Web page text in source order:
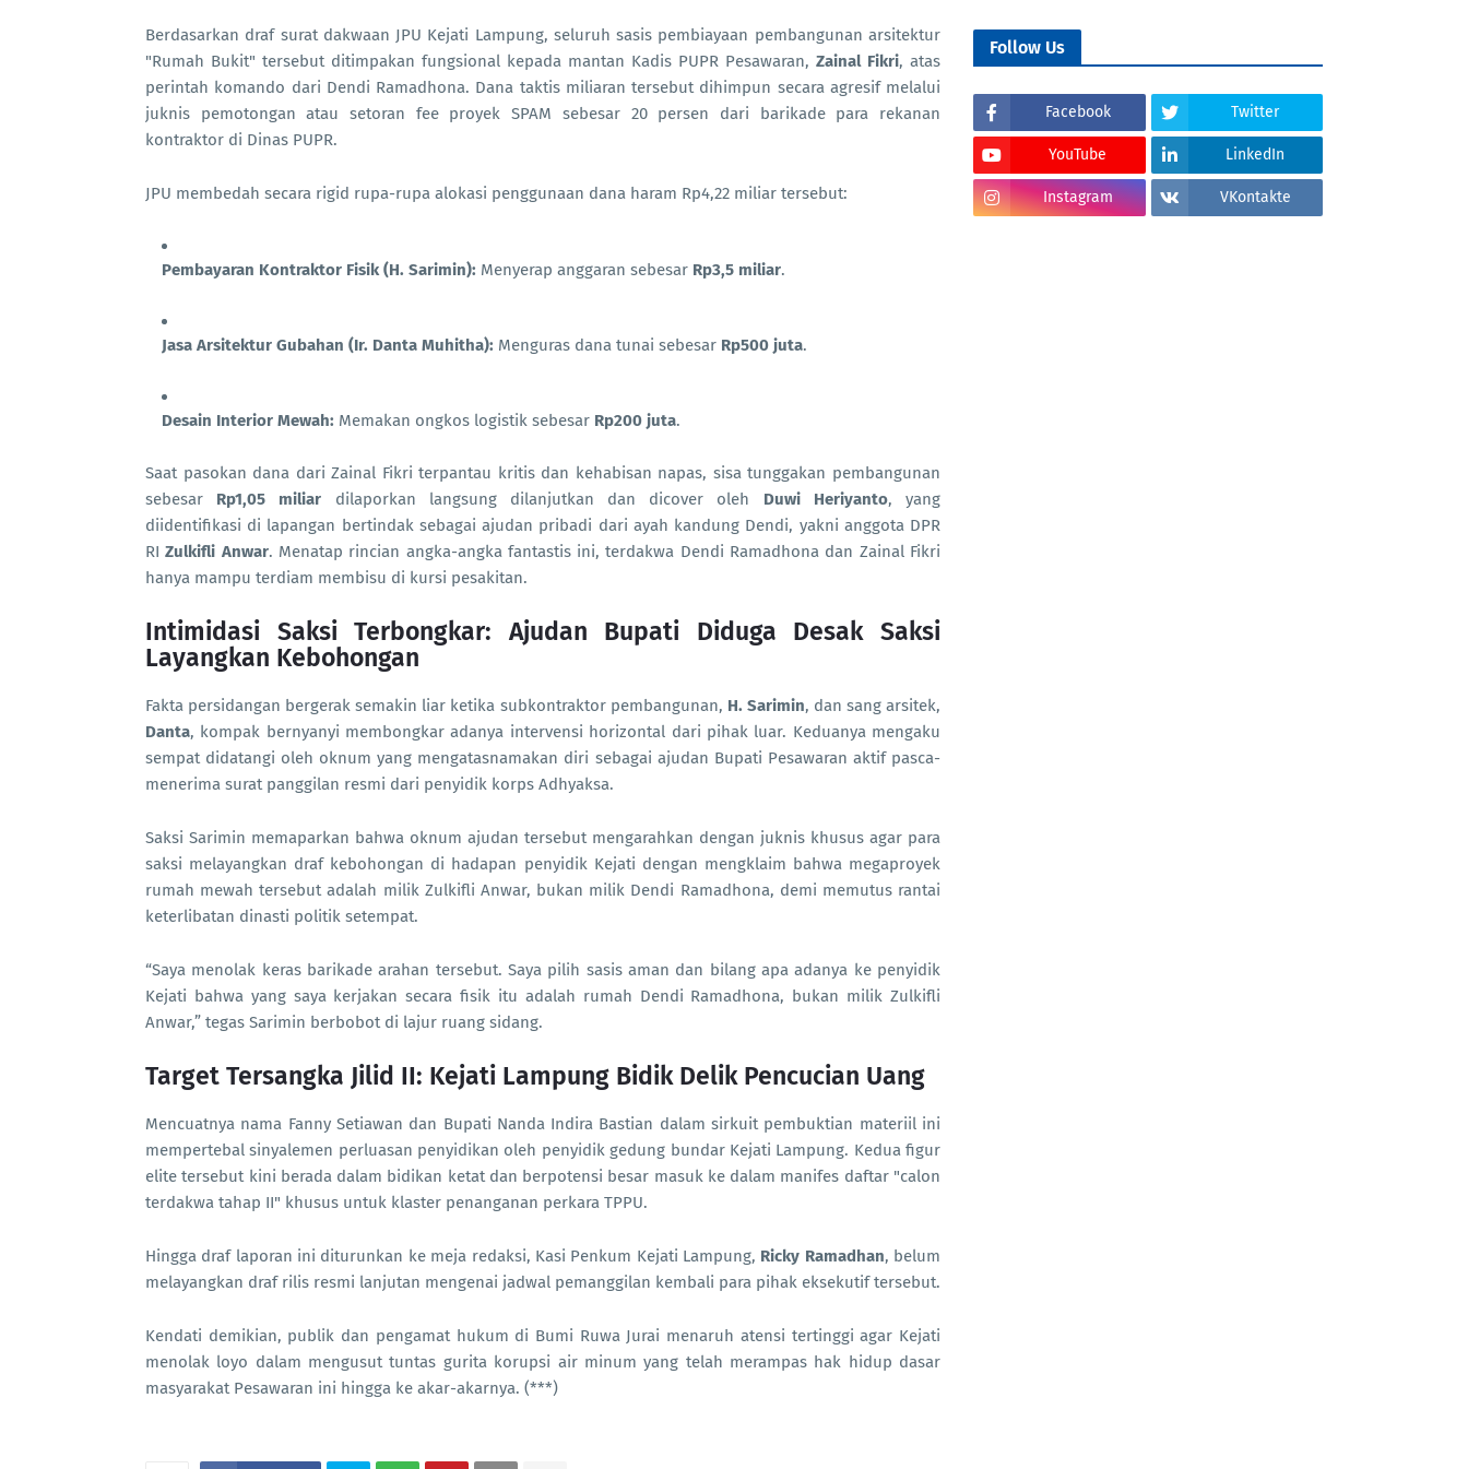
Berdasarkan draf surat dakwaan JPU Kejati Lampung, seluruh sasis pembiayaan pembangunan arsitektur
"Rumah Bukit" tersebut ditimpakan fungsional kepada mantan Kadis PUPR Pesawaran, Zainal Fikri, atas
perintah komando dari Dendi Ramadhona. Dana taktis miliaran tersebut dihimpun secara agresif melalui
juknis pemotongan atau setoran fee proyek SPAM sebesar 20 persen dari barikade para rekanan
kontraktor di Dinas PUPR.
JPU membedah secara rigid rupa-rupa alokasi penggunaan dana haram Rp4,22 miliar tersebut:
Pembayaran Kontraktor Fisik (H. Sarimin): Menyerap anggaran sebesar Rp3,5 miliar.
Jasa Arsitektur Gubahan (Ir. Danta Muhitha): Menguras dana tunai sebesar Rp500 juta.
Desain Interior Mewah: Memakan ongkos logistik sebesar Rp200 juta.
Saat pasokan dana dari Zainal Fikri terpantau kritis dan kehabisan napas, sisa tunggakan pembangunan
sebesar Rp1,05 miliar dilaporkan langsung dilanjutkan dan dicover oleh Duwi Heriyanto, yang
diidentifikasi di lapangan bertindak sebagai ajudan pribadi dari ayah kandung Dendi, yakni anggota DPR
RIZulkifli Anwar. Menatap rincian angka-angka fantastis ini, terdakwa Dendi Ramadhona dan Zainal Fikri
hanya mampu terdiam membisu di kursi pesakitan.
Intimidasi Saksi Terbongkar: Ajudan Bupati Diduga Desak Saksi
Layangkan Kebohongan
Fakta persidangan bergerak semakin liar ketika subkontraktor pembangunan, H. Sarimin, dan sang arsitek,
Danta, kompak bernyanyi membongkar adanya intervensi horizontal dari pihak luar. Keduanya mengaku
sempat didatangi oleh oknum yang mengatasnamakan diri sebagai ajudan Bupati Pesawaran aktif pasca-
menerima surat panggilan resmi dari penyidik korps Adhyaksa.
Saksi Sarimin memaparkan bahwa oknum ajudan tersebut mengarahkan dengan juknis khusus agar para
saksi melayangkan draf kebohongan di hadapan penyidik Kejati dengan mengklaim bahwa megaproyek
rumah mewah tersebut adalah milik Zulkifli Anwar, bukan milik Dendi Ramadhona, demi memutus rantai
keterlibatan dinasti politik setempat.
“Saya menolak keras barikade arahan tersebut. Saya pilih sasis aman dan bilang apa adanya ke penyidik
Kejati bahwa yang saya kerjakan secara fisik itu adalah rumah Dendi Ramadhona, bukan milik Zulkifli
Anwar,” tegas Sarimin berbobot di lajur ruang sidang.
Target Tersangka Jilid II: Kejati Lampung Bidik Delik Pencucian Uang
Mencuatnya nama Fanny Setiawan dan Bupati Nanda Indira Bastian dalam sirkuit pembuktian materiil ini
mempertebal sinyalemen perluasan penyidikan oleh penyidik gedung bundar Kejati Lampung. Kedua figur
elite tersebut kini berada dalam bidikan ketat dan berpotensi besar masuk ke dalam manifes daftar "calon
terdakwa tahap II" khusus untuk klaster penanganan perkara TPPU.
Hingga draf laporan ini diturunkan ke meja redaksi, Kasi Penkum Kejati Lampung, Ricky Ramadhan, belum
melayangkan draf rilis resmi lanjutan mengenai jadwal pemanggilan kembali para pihak eksekutif tersebut.
Kendati demikian, publik dan pengamat hukum di Bumi Ruwa Jurai menaruh atensi tertinggi agar Kejati
menolak loyo dalam mengusut tuntas gurita korupsi air minum yang telah merampas hak hidup dasar
masyarakat Pesawaran ini hingga ke akar-akarnya. (***)
Follow Us
Facebook Twitter
YouTube LinkedIn
Instagram VKontakte